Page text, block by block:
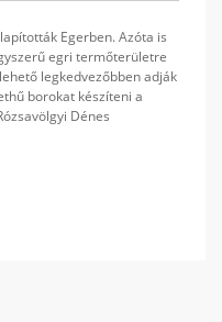
Egerben. Azóta is
egri termőterületre
legkedvezőbben adják
borokat készíteni a
Dénes